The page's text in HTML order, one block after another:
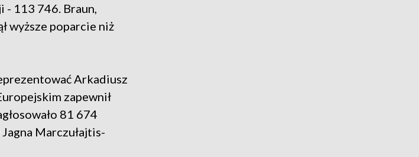
113 746. Braun,
wyższe poparcie niż
Arkadiusz
zapewnił
81 674
Marczułajtis-